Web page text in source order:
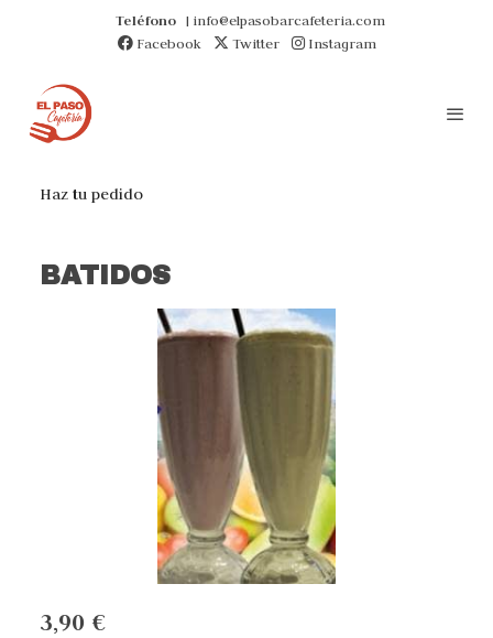
Teléfono| info@elpasobarcafeteria.com
Facebook
Twitter Instagram
Haz tu pedido
BATIDOS
3,90 €